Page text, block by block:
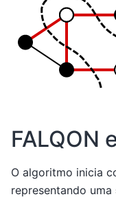
FALQON
O algoritmo inicia
representando uma